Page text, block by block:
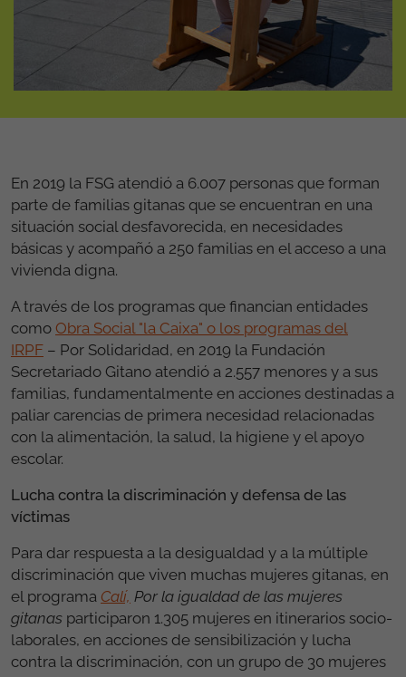
En 2019 la FSG atendió a 6.007 personas que forman
parte de familias gitanas que se encuentran en una
situación social desfavorecida, en necesidades
básicas y acompañó a 250 familias en el acceso a una
vivienda digna.
A través de los programas que financian entidades
como Obra Social "la Caixa" o los programas del
IRPF – Por Solidaridad, en 2019 la Fundación
Secretariado Gitano atendió a 2.557 menores y a sus
familias, fundamentalmente en acciones destinadas a
paliar carencias de primera necesidad relacionadas
con la alimentación, la salud, la higiene y el apoyo
escolar.
Lucha contra la discriminación y defensa de las
víctimas
Para dar respuesta a la desigualdad y a la múltiple
discriminación que viven muchas mujeres gitanas, en
el programa Calí, Por la igualdad de las mujeres
gitanas participaron 1.305 mujeres en itinerarios socio-
laborales, en acciones de sensibilización y lucha
contra la discriminación, con un grupo de 30 mujeres